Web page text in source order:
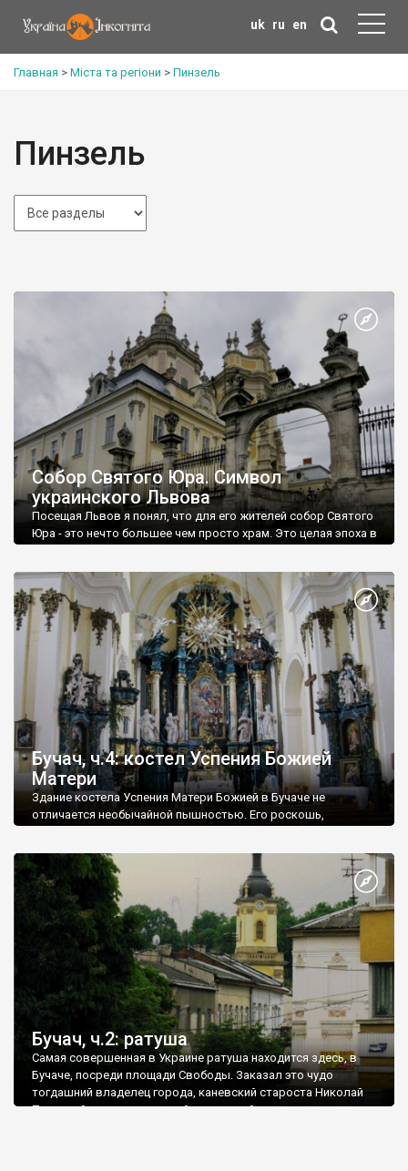
uk ru en
Главная > Міста та регіони > Пинзель
Пинзель
Собор Святого Юра. Символ
украинского Львова
Посещая Львов я понял, что для его жителей собор Святого
Юра - это нечто большее чем просто храм. Это целая эпоха в
вкусы - личное дело каждого. Возможно я еще не «дорос» до
постижения величия главного храма львовских греко-
католиков, потому и не ставлю его на первое место в
личном рейтинге. Но в десятку лучших храмов Галичины он
попадает твердо.
Бучач, ч.4: костел Успения Божией
Матери
Здание костела Успения Матери Божией в Бучаче не
отличается необычайной пышностью. Его роскошь,
1397 году стараниями Михаила Бучацкого. В течение 1761 -
1763 годов на средства графа Николая Потоцкого у
подножия Замковой горы сооружен лаконичный Успенский
костел. К сожалению, история не донесла нам имя
архитектора храма.
Бучач, ч.2: ратуша
Самая совершенная в Украине ратуша находится здесь, в
Бучаче, посреди площади Свободы. Заказал это чудо
тогдашний владелец города, каневский староста Николай
Потоцкий, задумав превзойти по своей красоте львовскую